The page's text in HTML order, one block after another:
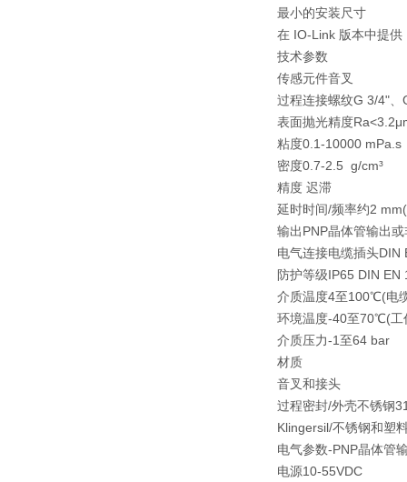
最小的安装尺寸
在 IO-Link 版本中提供
技术参数
传感元件音叉
过程连接螺纹G 3/4"、
表面抛光精度
粘度0.1-10000 mPa.s
密度0.7-2.5 g/cm³
精度 迟滞
延时时间/频率约2
输出PNP晶体管输出
电气连接电缆插头DIN
防护等级IP65 DIN EN
介质温度4至100℃(电
环境温度-40至70℃(工
介质压力-1至64 bar
材质
音叉和接头
过程密封/外壳不锈钢
Klingersil/不锈钢和塑
电气参数-PNP晶体管
电源10-55VDC